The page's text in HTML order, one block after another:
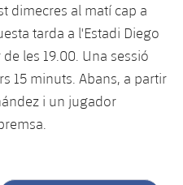
dimecres al matí cap a
tarda a l'Estadi Diego
les 19.00. Una sessió
15 minuts. Abans, a partir
i un jugador